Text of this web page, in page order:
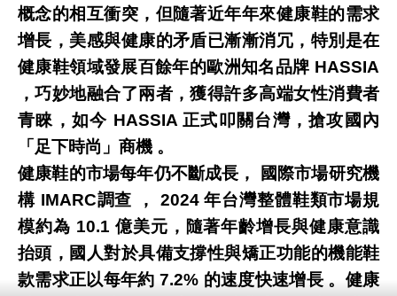
概念的相互衝突，但隨著近年年來健康鞋的需求
增長，美感與健康的矛盾已漸漸消冗，特別是在
健康鞋領域發展百餘年的歐洲知名品牌 HASSIA
，巧妙地融合了兩者，獲得許多高端女性消費者
青睞，如今 HASSIA 正式叩關台灣，搶攻國內
「足下時尚」商機 。
健康鞋的市場每年仍不斷成長， 國際市場研究機
構 IMARC調查 ， 2024 年台灣整體鞋類市場規
模約為 10.1 億美元，隨著年齡增長與健康意識
抬頭，國人對於具備支撐性與矯正功能的機能鞋
款需求正以每年約 7.2% 的速度快速增長 。健康